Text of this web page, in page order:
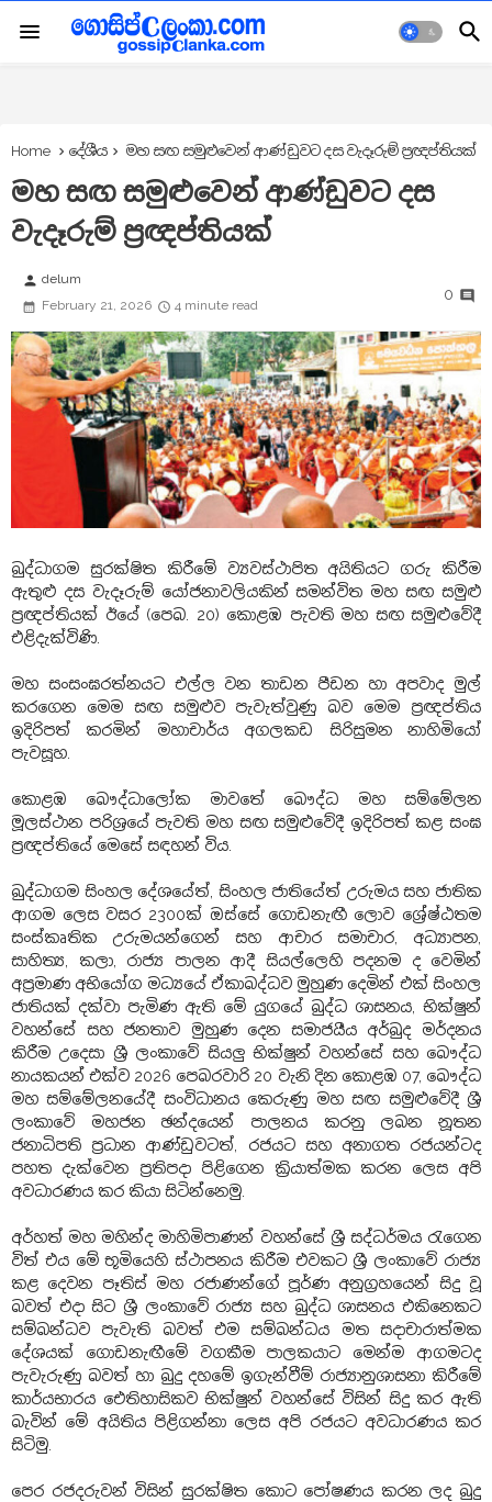
Home දේශීය මහ සඟ සමුළුවෙන් ආණ්ඩුවට දස වැදෑරුම් ප්‍රඥප්තියක්
මහ සඟ සමුළුවෙන් ආණ්ඩුවට දස
වැදෑරුම් ප්‍රඥප්තියක්
person delum
February 21, 2026
4 minute read
0
බුද්ධාගම සුරක්ෂිත කිරීමේ ව්‍යවස්ථාපිත අයිතියට ගරු කිරීම
ඇතුළු දස වැදෑරුම්යෝජනාවලියකින් සමන්විත මහ සඟ සමුළු
ප්‍රඥප්තියක් ඊයේ (පෙබ. 20) කොළඹ පැවති මහ සඟ සමුළුවේදී
එළිදැක්විණි.
මහ සංසංඝරත්නයට එල්ල වන තාඩන පීඩන හා අපවාද මුල්
කරගෙන මෙම සඟ සමුළුව පැවැත්වුණු බව මෙම ප්‍රඥප්තිය
ඉදිරිපත් කරමින් මහාචාර්ය අගලකඩ සිරිසුමන නාහිමියෝ
පැවසූහ.
කොළඹ බෞද්ධාලෝක මාවතේ බෞද්ධ මහ සම්මේලන
මූලස්ථාන පරිශ්‍රයේ පැවති මහ සඟ සමුළුවේදී ඉදිරිපත් කළ සංඝ
ප්‍රඥප්තියේ මෙසේ සඳහන් විය.
බුද්ධාගම සිංහල දේශයේත්, සිංහල ජාතියේත් උරුමය සහ ජාතික
ආගම ලෙස වසර 2300ක් ඔස්සේ ගොඩනැඟී ලොව ශ්‍රේෂ්ඨතම
සංස්කෘතික උරුමයන්ගෙන් සහ ආචාර සමාචාර, අධ්‍යාපන,
සාහිත්‍ය, කලා, රාජ්‍ය පාලන ආදී සියල්ලෙහි පදනම ද වෙමින්
අප්‍රමාණ අභියෝග මධ්‍යයේ ඒකාබද්ධව මුහුණ දෙමින් එක් සිංහල
ජාතියක් දක්වා පැමිණ ඇති මේ යුගයේ බුද්ධ ශාසනය, භික්ෂුන්
වහන්සේ සහ ජනතාව මුහුණ දෙන සමාජයීය අර්බුද මර්දනය
කිරීම උදෙසා ශ්‍රී ලංකාවේ සියලු භික්ෂුන් වහන්සේ සහ බෞද්ධ
නායකයන් එක්ව 2026 පෙබරවාරි 20 වැනි දින කොළඹ 07, බෞද්ධ
මහ සම්මේලනයේදී සංවිධානය කෙරුණු මහ සඟ සමුළුවේදී ශ්‍රී
ලංකාවේ මහජන ඡන්දයෙන් පාලනය කරනු ලබන නූතන
ජනාධිපති ප්‍රධාන ආණ්ඩුවටත්, රජයට සහ අනාගත රජයන්ටද
පහත දැක්වෙන ප්‍රතිපදා පිළිගෙන ක්‍රියාත්මක කරන ලෙස අපි
අවධාරණය කර කියා සිටින්නෙමු.
අර්හත් මහ මහින්ද මාහිමිපාණන් වහන්සේ ශ්‍රී සද්ධර්මය රැගෙන
විත් එය මේ භූමියෙහි ස්ථාපනය කිරීම එවකට ශ්‍රී ලංකාවේ රාජ්‍ය
කළ දෙවන පෑතිස් මහ රජාණන්ගේ පූර්ණ අනුග්‍රහයෙන් සිදු වූ
බවත් එදා සිට ශ්‍රී ලංකාවේ රාජ්‍ය සහ බුද්ධ ශාසනය එකිනෙකට
සම්බන්ධව පැවැති බවත් එම සම්බන්ධය මත සදාචාරාත්මක
දේශයක් ගොඩනැඟීමේ වගකීම පාලකයාට මෙන්ම ආගමටද
පැවැරුණු බවත් හා බුදු දහමේ ඉගැන්වීම් රාජ්‍යානුශාසනා කිරීමේ
කාර්යභාරය ඓතිහාසිකව භික්ෂුන් වහන්සේ විසින් සිදු කර ඇති
බැවින් මේ අයිතිය පිළිගන්නා ලෙස අපි රජයට අවධාරණය කර
සිටිමු.
පෙර රජදරුවන් විසින් සුරක්ෂිත කොට පෝෂණය කරන ලද බුදු